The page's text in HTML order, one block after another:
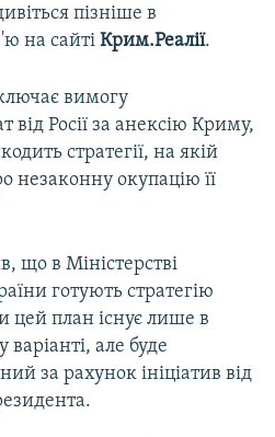
пізніше в
на сайті Крим.Реалії.
вимогу
Росії за анексію Криму,
стратегії, на якій
незаконну окупацію її
що в Міністерстві
готують стратегію
цей план існує лише в
але буде
за рахунок ініціатив від